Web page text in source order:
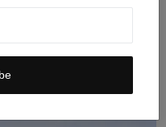
Bahas Pendirian